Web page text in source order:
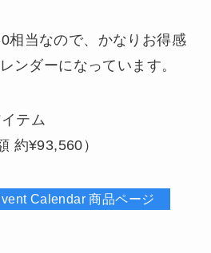
相当なので、かなりお得感
ンダーになっています。
テム
約¥93,560）
Calendar 商品ページ